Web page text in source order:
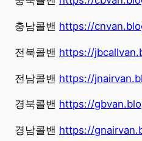
충남콜밴 https://
전북콜밴 https://
전남콜밴 https://
경북콜밴 https://
경남콜밴 https://